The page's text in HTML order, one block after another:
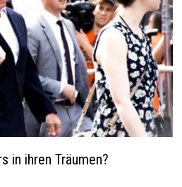
in ihren Träumen?